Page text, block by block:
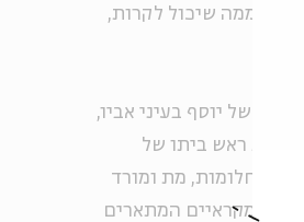
ממה שיכול לקרות,
קרנו של יוסף בעיני אביו,
להיות ראש ביתו של
חלומות, מת ומורד
מקראיים המתארים